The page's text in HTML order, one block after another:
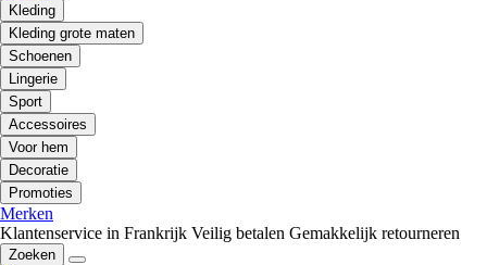
Kleding
Kleding grote maten
Schoenen
Lingerie
Sport
Accessoires
Voor hem
Decoratie
Promoties
Merken
Klantenservice in Frankrijk Veilig betalen Gemakkelijk retourneren
Zoeken